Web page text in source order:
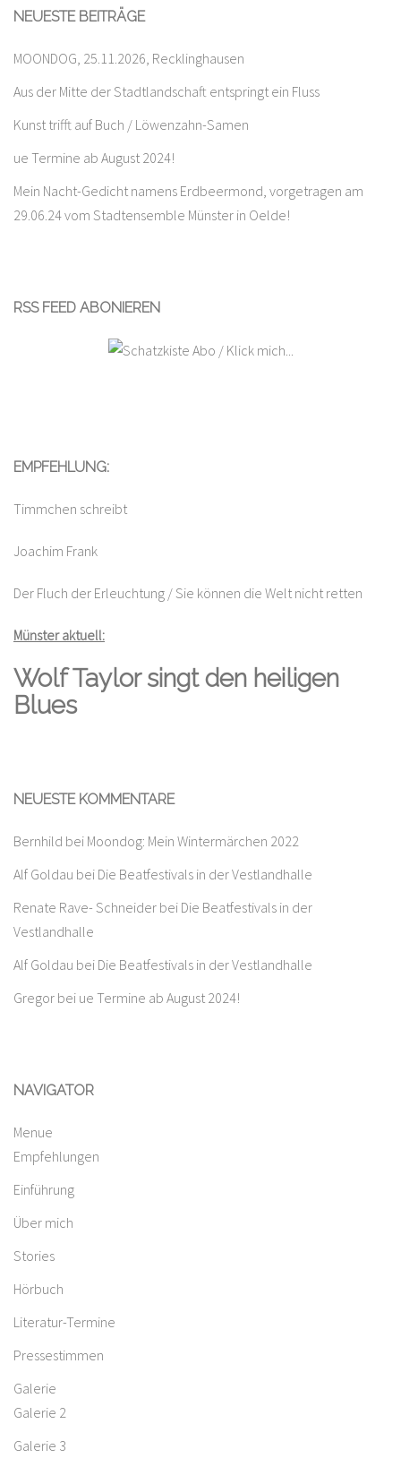
NEUESTE BEITRÄGE
MOONDOG, 25.11.2026, Recklinghausen
Aus der Mitte der Stadtlandschaft entspringt ein Fluss
Kunst trifft auf Buch / Löwenzahn-Samen
ue Termine ab August 2024!
Mein Nacht-Gedicht namens Erdbeermond, vorgetragen am
29.06.24 vom Stadtensemble Münster in Oelde!
RSS FEED ABONIEREN
EMPFEHLUNG:
Timmchen schreibt
Joachim Frank
Der Fluch der Erleuchtung / Sie können die Welt nicht retten
Münster aktuell:
Wolf Taylor singt den heiligen
Blues
NEUESTE KOMMENTARE
Bernhild bei Moondog: Mein Wintermärchen 2022
Alf Goldau bei Die Beatfestivals in der Vestlandhalle
Renate Rave- Schneider bei Die Beatfestivals in der
Vestlandhalle
Alf Goldau bei Die Beatfestivals in der Vestlandhalle
Gregor bei ue Termine ab August 2024!
NAVIGATOR
Menue
Empfehlungen
Einführung
Über mich
Stories
Hörbuch
Literatur-Termine
Pressestimmen
Galerie
Galerie 2
Galerie 3